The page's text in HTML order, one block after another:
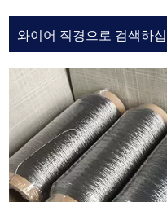
와이어 직경으로 검색하